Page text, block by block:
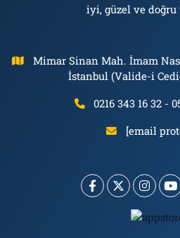
iyi, güzel ve doğru
Mimar Sinan Mah. İmam
İstanbul (Valide-i
0216 343 16 32 -
[email